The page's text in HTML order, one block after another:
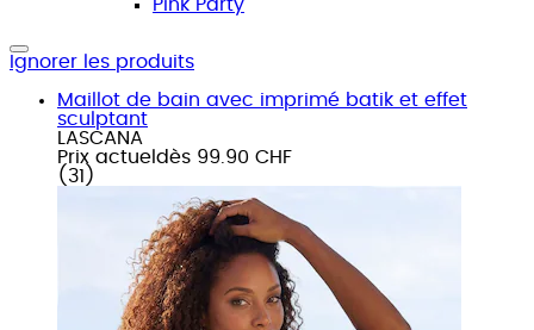
Pink Party
Ignorer les produits
Maillot de bain avec imprimé batik et effet
sculptant
LASCANA
Prix actuel dès 99.90 CHF
( 31 )